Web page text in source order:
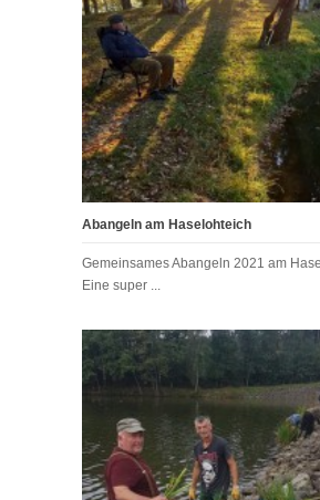
Abangeln am Haselohteich
Gemeinsames Abangeln 2021 am
Eine super ...